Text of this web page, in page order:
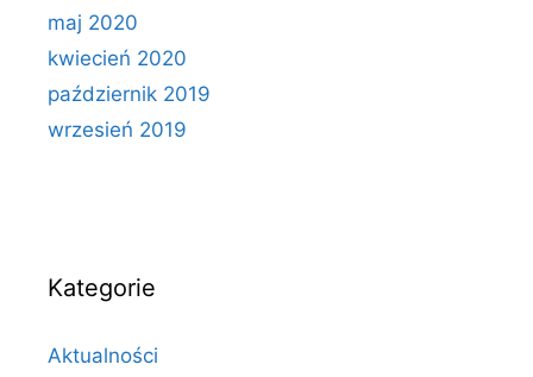
maj 2020
kwiecień 2020
październik 2019
wrzesień 2019
Kategorie
Aktualności